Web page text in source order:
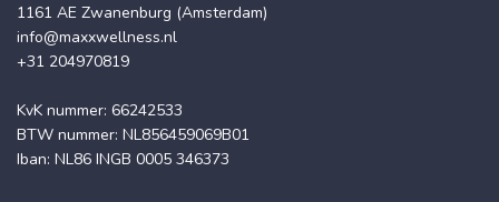
1161 AE Zwanenburg (Amsterdam)
info@maxxwellness.nl
+31 204970819
KvK nummer: 66242533
BTW nummer: NL856459069B01
Iban: NL86 INGB 0005 346373